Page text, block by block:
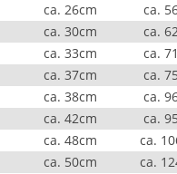
ca. 26cm
ca.
ca. 30cm
ca.
ca. 33cm
ca.
ca. 37cm
ca.
ca. 38cm
ca.
ca. 42cm
ca.
ca. 48cm
ca.
ca. 50cm
ca.